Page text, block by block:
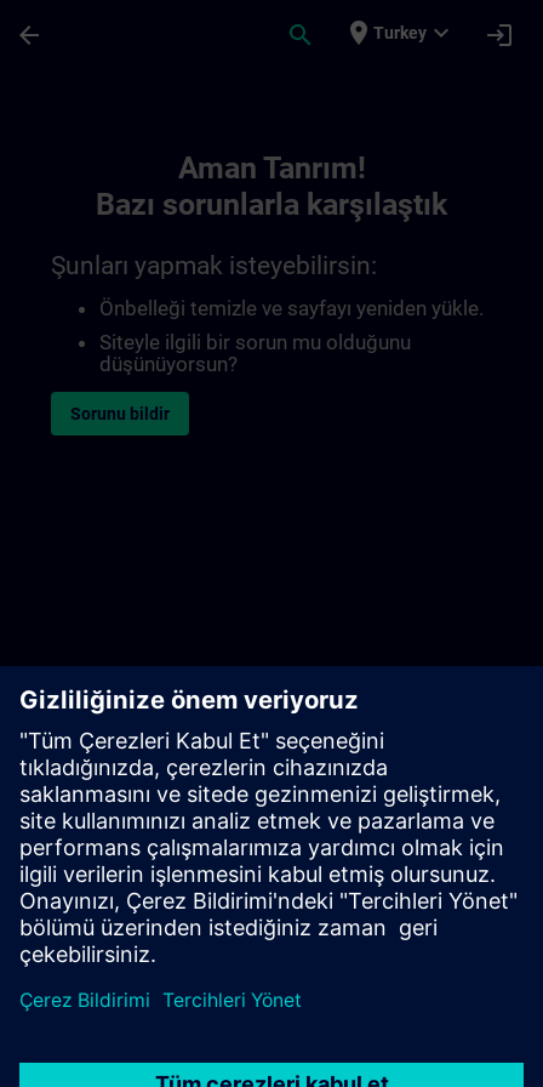
arrow_back search place Turkey expand_more login
Aman Tanrım!
Bazı sorunlarla karşılaştık
Şunları yapmak isteyebilirsin:
Önbelleği temizle ve sayfayı yeniden yükle.
Siteyle ilgili bir sorun mu olduğunu
düşünüyorsun?
Sorunu bildir